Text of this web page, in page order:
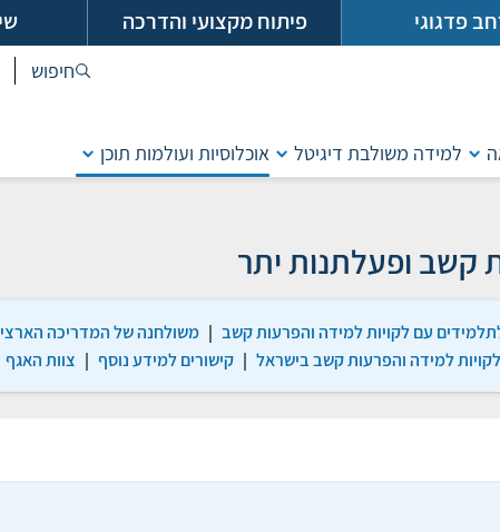
פדגוגי פיתוח מקצועי והדרכה
חיפוש
למידה משולבת דיגיטל אוכלוסיות ועולמות תוכן
קשב ופעלתנות יתר
עם לקויות למידה והפרעות קשב | משולחנה של המדריכה
למידה והפרעות קשב בישראל | קישורים למידע נוסף | צוות האגף